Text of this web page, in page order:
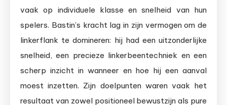
vaak op individuele klasse en snelheid van hun
spelers. Bastin’s kracht lag in zijn vermogen om de
linkerflank te domineren: hij had een uitzonderlijke
snelheid, een precieze linkerbeentechniek en een
scherp inzicht in wanneer en hoe hij een aanval
moest inzetten. Zijn doelpunten waren vaak het
resultaat van zowel positioneel bewustzijn als pure